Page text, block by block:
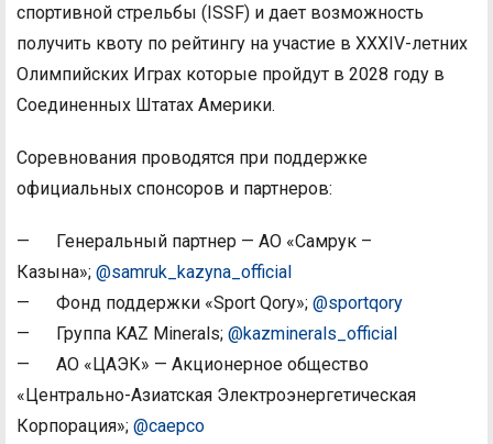
спортивной стрельбы (ISSF) и дает возможность
получить квоту по рейтингу на участие в XXXIV-летних
Олимпийских Играх которые пройдут в 2028 году в
Соединенных Штатах Америки.
Соревнования проводятся при поддержке
официальных спонсоров и партнеров:
— Генеральный партнер — АО «Самрук –
Казына»; @samruk_kazyna_official
— Фонд поддержки «Sport Qory»; @sportqory
— Группа KAZ Minerals; @kazminerals_official
— АО «ЦАЭК» — Акционерное общество
«Центрально-Азиатская Электроэнергетическая
Корпорация»; @caepco